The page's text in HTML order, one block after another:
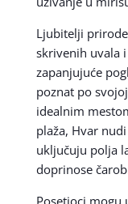
Ljubitelji
skrivenih uvala
zapanjujuće
poznat po
idealnim
plaža, Hvar
uključuju polja
doprinose